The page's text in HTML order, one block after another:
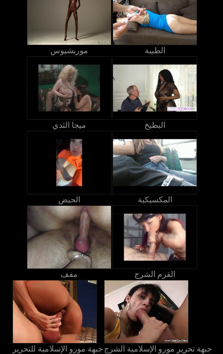
موريشيوس الطبية
ميجا الثدي البطيخ
الحيض المكسيكية
مفف القزم الشرج
جبهة مورو الإسلامية للتحرير جبهة تحرير مورو الإسلامية الشرج